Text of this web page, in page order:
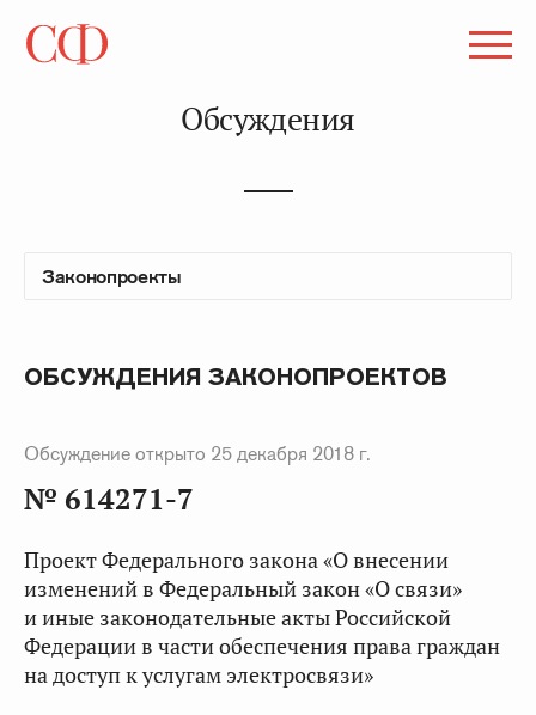
Обсуждения
ОБСУЖДЕНИЯ ЗАКОНОПРОЕКТОВ
Обсуждение открыто 25 декабря 2018 г.
№ 614271-7
Проект Федерального закона «О внесении
изменений в Федеральный закон «О связи»
и иные законодательные акты Российской
Федерации в части обеспечения права граждан
на доступ к услугам электросвязи»